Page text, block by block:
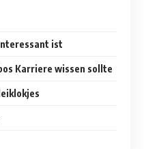
ist
Karriere wissen sollte